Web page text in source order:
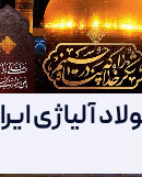
آلیاژی